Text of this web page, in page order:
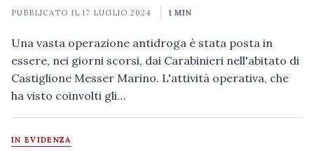
PUBBLICATO IL17 LUGLIO 2024 1 MIN
Una vasta operazione antidroga è stata posta in
essere, nei giorni scorsi, dai Carabinieri nell'abitato di
Castiglione Messer Marino. L'attività operativa, che
ha visto coinvolti gli…
IN EVIDENZA